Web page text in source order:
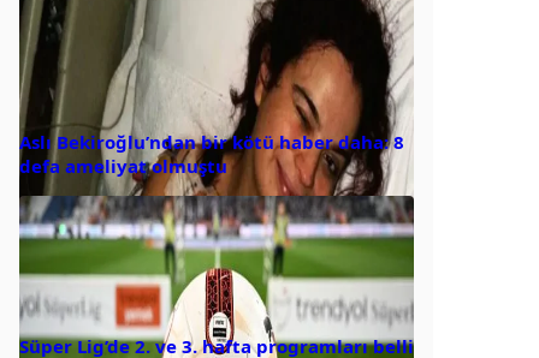
Aslı Bekiroğlu’ndan bir kötü haber daha: 8
defa ameliyat olmuştu
Süper Lig’de 2. ve 3. hafta programları belli